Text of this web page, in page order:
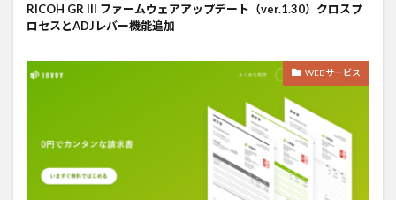
RICOH GR III ファームウェアアップデート（ver.1.30）クロスプ
ロセスとADJレバー機能追加
WEBサービス